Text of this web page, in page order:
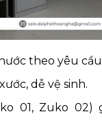
theo yêu
dễ vệ sinh.
01, Zuko 02)